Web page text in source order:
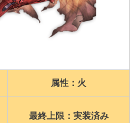
属性：火
最終上限：実装済み